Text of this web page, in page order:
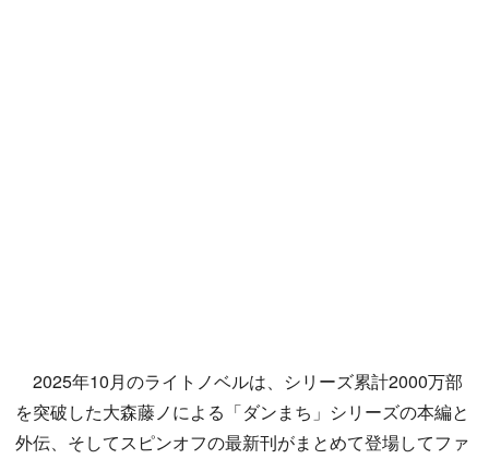
2025年10月のライトノベルは、シリーズ累計2000万部
を突破した大森藤ノによる「ダンまち」シリーズの本編と
外伝、そしてスピンオフの最新刊がまとめて登場してファ